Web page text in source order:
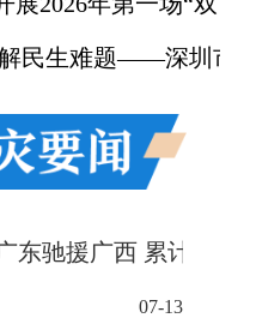
续支援广西开展抢险救灾
东驰援广西 累计安全
07-13